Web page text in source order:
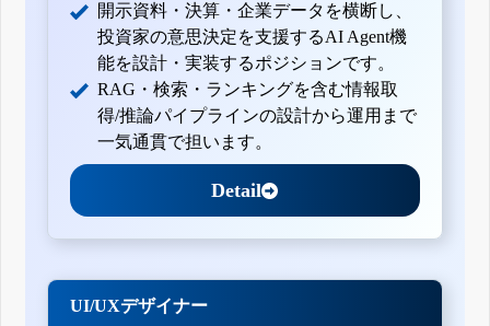
開示資料・決算・企業データを横断し、
投資家の意思決定を支援するAI Agent機
能を設計・実装するポジションです。
RAG・検索・ランキングを含む情報取
得/推論パイプラインの設計から運用まで
一気通貫で担います。
Detail
UI/UXデザイナー